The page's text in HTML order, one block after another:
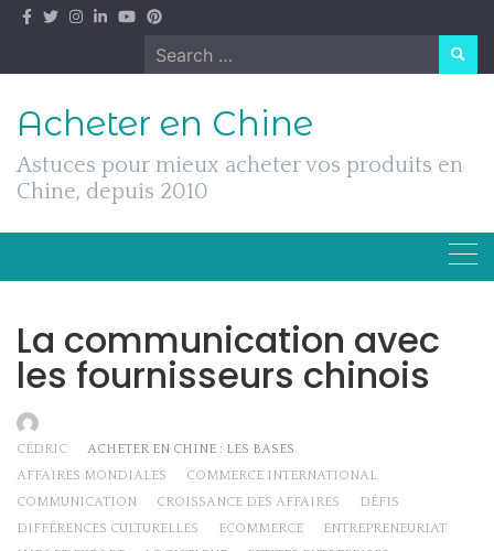
Skip
Search
for:
Acheter en Chine
Astuces pour mieux acheter vos produits en
Chine, depuis 2010
La communication avec
les fournisseurs chinois
CÉDRIC
ACHETER EN CHINE : LES BASES
AFFAIRES MONDIALES
COMMERCE INTERNATIONAL
COMMUNICATION
CROISSANCE DES AFFAIRES
DÉFIS
DIFFÉRENCES CULTURELLES
ECOMMERCE
ENTREPRENEURIAT